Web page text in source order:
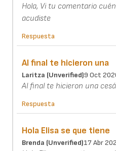
Hola, Vi tu comentario
acudiste
Respuesta
Al final te hicieron una
Laritza (unverified)9 Oct
Al final te hicieron una
Respuesta
Hola Elisa se que tiene
Brenda (unverified)17 Abr